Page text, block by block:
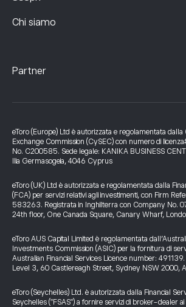
Chi siamo
Partner
eToro (Europe) Ltd è autorizzata e regolamentata
Exchange Commission (CySEC) con numero di
No. C200585. Sede legale: KANIKA BUSINESS
Ilia Germasogeia, 4046 Cyprus
eToro (UK) Ltd è autorizzata e regolamentata dalla
(FCA) per servizi relativi agli investimenti, con Firm
583263. Registrata in Inghilterra con Company No.
24th floor, One Canada Square, Canary Wharf,
eToro AUS Capital Limited è regolamentata
Investments Commission (ASIC) per la fornitura di
Australian Financial Services Licence number:
Level 3, 60 Castlereagh Street, Sydney NSW 2000,
eToro (Seychelles) Ltd. è autorizzata dalla Financial
Seychelles ("FSAS") a fornire servizi di broker-dealer